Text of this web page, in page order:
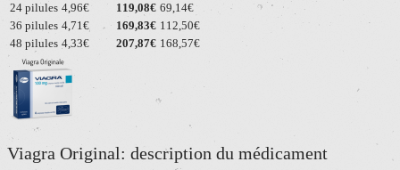
24 pilules 4,96€ 119,08€ 69,14€
36 pilules 4,71€ 169,83€ 112,50€
48 pilules 4,33€ 207,87€ 168,57€
Viagra Original: description du médicament